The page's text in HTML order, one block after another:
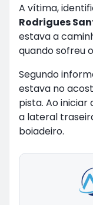
A vítima,
Rodrigues
estava a
quando sofreu
Segundo
estava no
pista. Ao iniciar
a lateral
boiadeiro.